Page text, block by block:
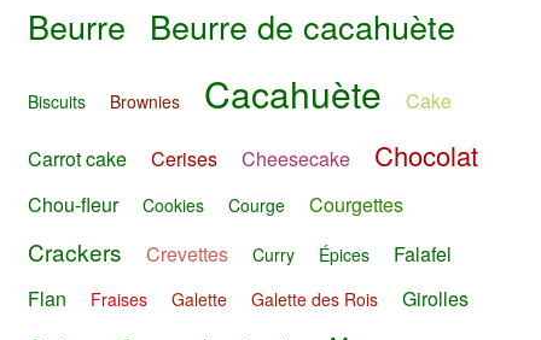
Beurre Beurre de cacahuète
Biscuits Brownies Cacahuète Cake
Carrot cake Cerises Cheesecake Chocolat
Chou-fleur Cookies Courge Courgettes
Crackers Crevettes Curry Épices
Falafel
Flan
Fraises Galette Galette des Rois
Girolles